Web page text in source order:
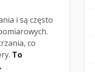
i są często
co
To